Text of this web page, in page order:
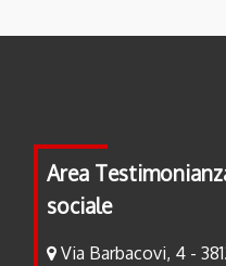
Area
sociale
Via Barbacovi, 4 -